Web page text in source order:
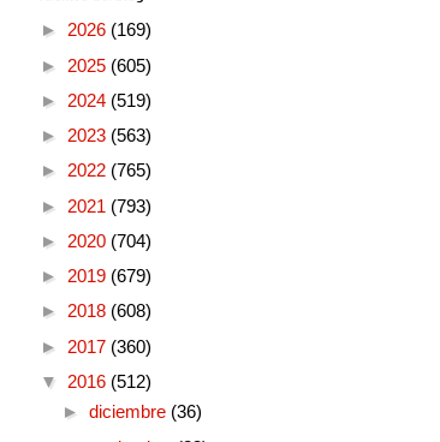
► 2026 (169)
► 2025 (605)
► 2024 (519)
► 2023 (563)
► 2022 (765)
► 2021 (793)
► 2020 (704)
► 2019 (679)
► 2018 (608)
► 2017 (360)
▼ 2016 (512)
► diciembre (36)